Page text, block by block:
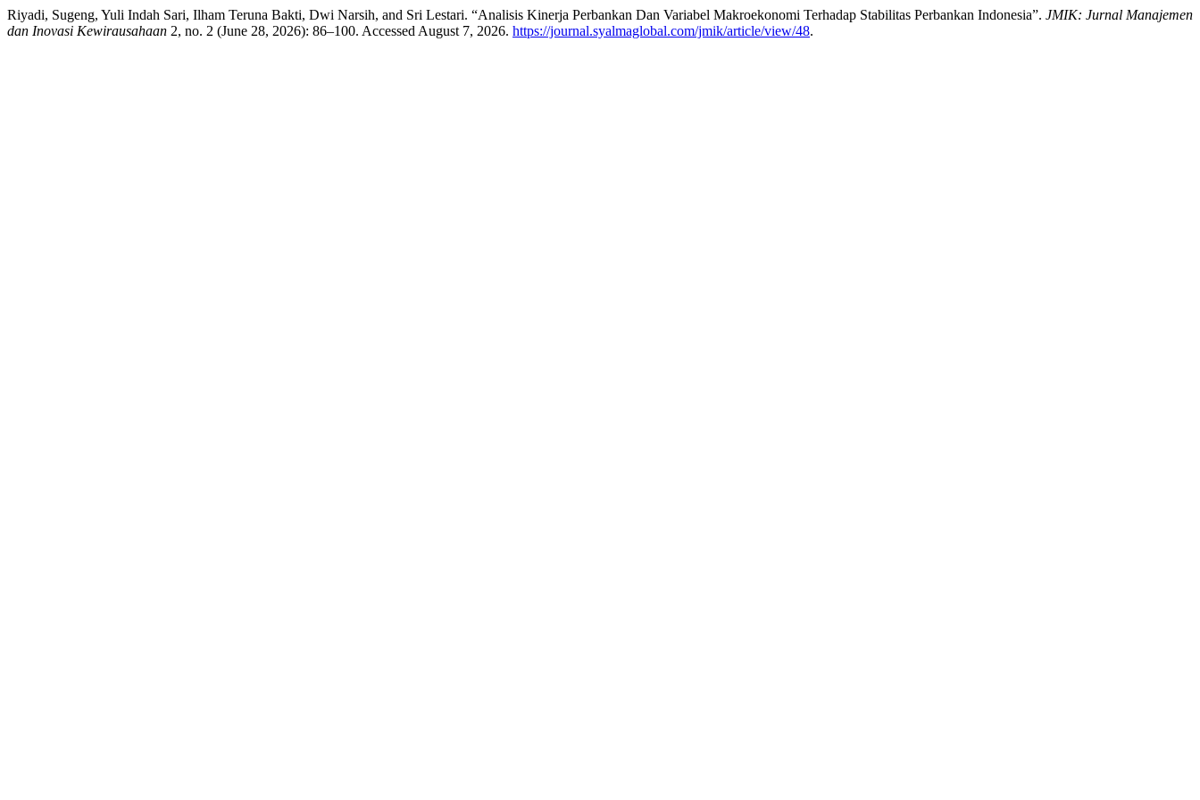
Riyadi, Sugeng, Yuli Indah Sari, Ilham Teruna Bakti, Dwi Narsih, and Sri Lestari. “Analisis Kinerja Perbankan Dan Variabel Makroekonomi Terhadap Stabilitas Perbankan Indonesia”. JMIK: Jurnal Manajemen
dan Inovasi Kewirausahaan 2, no. 2 (June 28, 2026): 86–100. Accessed August 7, 2026. https://journal.syalmaglobal.com/jmik/article/view/48.